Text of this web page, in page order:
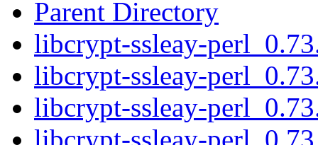
Parent Directory
libcrypt-ssleay-
libcrypt-ssleay-
libcrypt-ssleay-